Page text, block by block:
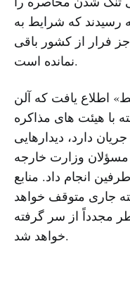
رسیدند که شرایط به
فرار از کشور باقی
نمانده است.
اطلاع یافت که آلن
با هیئت های مذاکره
دارد، دیدارهایی
مسؤلان وزارت خارجه
انجام داد. منابع
جاری متوقف خواهد
مجدداً از سر گرفته
خواهد شد.